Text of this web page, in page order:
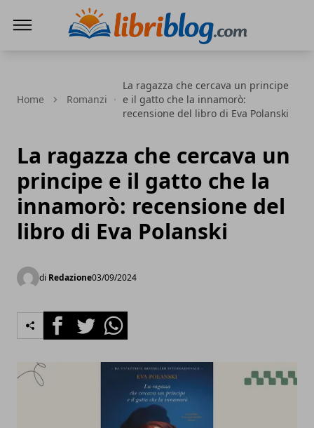
Home Romanzi
La ragazza che cercava un principe
e il gatto che la innamorò:
recensione del libro di Eva Polanski
La ragazza che cercava un
principe e il gatto che la
innamorò: recensione del
libro di Eva Polanski
di Redazione03/09/2024
FacebookTwitterWhatsapp